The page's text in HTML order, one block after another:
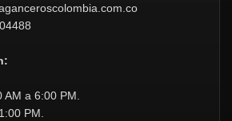
a 6:00 PM.
PM.